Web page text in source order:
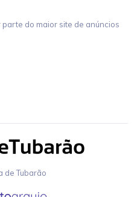
do maior site de anúncios
de Tubarão